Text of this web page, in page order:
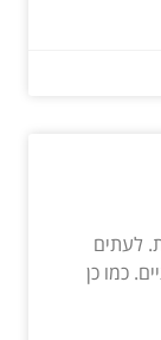
לעתים
כמו כן